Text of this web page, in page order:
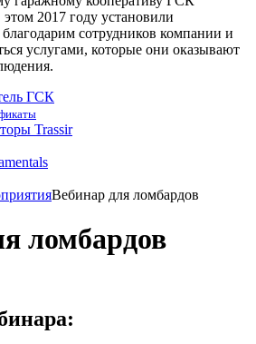
2017 году установили
сотрудников компании и
услугами, которые они оказывают
ГСК
Вебинар для ломбардов
ломбардов